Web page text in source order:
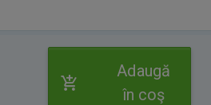
Adaugă
în coş